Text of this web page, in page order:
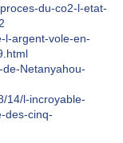
du-co2-l-etat-
l-argent-vole-en-
Netanyahou-
14/l-incroyable-
des-cinq-